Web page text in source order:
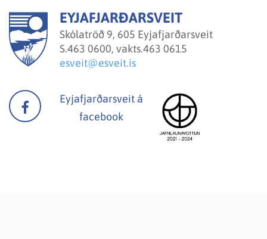
EYJAFJARÐARSVEIT
Skólatröð 9, 605 Eyjafjarðarsveit
S.463 0600, vakts.463 0615
esveit@esveit.is
Eyjafjarðarsveit á
facebook